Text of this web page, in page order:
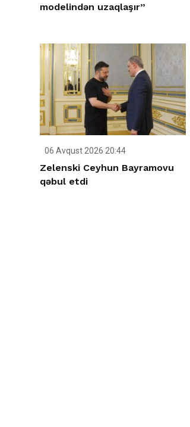
modelindən uzaqlaşır”
06 Avqust 2026 20:44
Zelenski Ceyhun Bayramovu
qəbul etdi